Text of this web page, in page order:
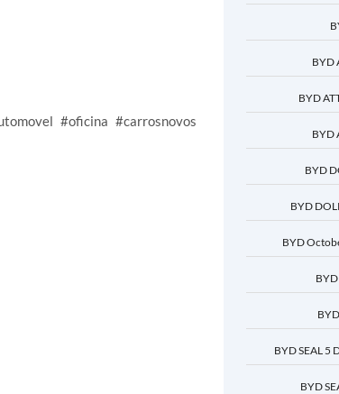
#oficina #carrosnovos
BYD
BYD
BYD
BYD
BYD
BYD
BYD SEAL 5
BYD